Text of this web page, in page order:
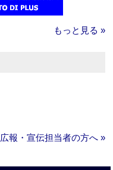
もっと見る »
広報・宣伝担当者の方へ »